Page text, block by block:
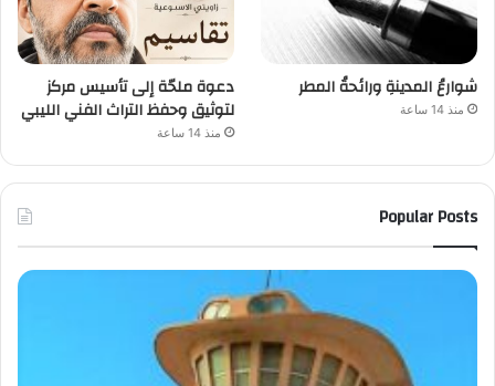
شوارعُ المدينةِ ورائحةُ المطر
منذ 14 ساعة
دعوة ملحّة إلى تأسيس مركز
لتوثيق وحفظ التراث الفني الليبي
منذ 14 ساعة
Popular Posts